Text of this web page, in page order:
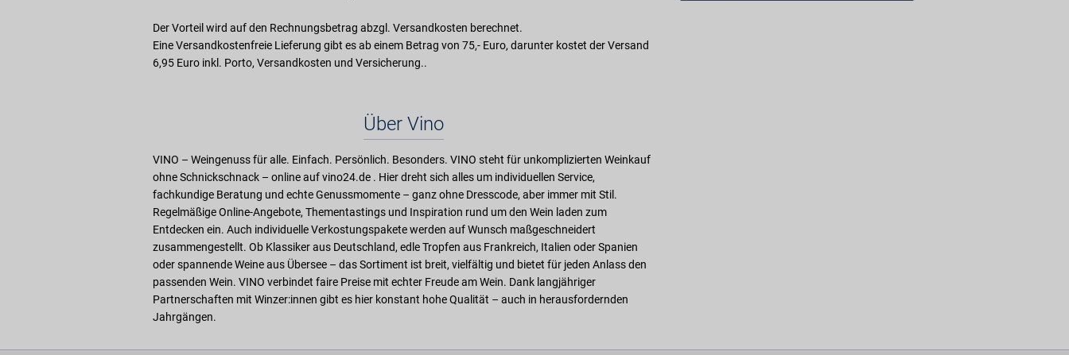
Der Vorteil wird auf den Rechnungsbetrag abzgl. Versandkosten berechnet.
Eine Versandkostenfreie Lieferung gibt es ab einem Betrag von 75,- Euro, darunter kostet der Versand
6,95 Euro inkl. Porto, Versandkosten und Versicherung..
Über Vino
VINO – Weingenuss für alle. Einfach. Persönlich. Besonders. VINO steht für unkomplizierten Weinkauf
ohne Schnickschnack – online auf vino24.de . Hier dreht sich alles um individuellen Service,
fachkundige Beratung und echte Genussmomente – ganz ohne Dresscode, aber immer mit Stil.
Regelmäßige Online-Angebote, Thementastings und Inspiration rund um den Wein laden zum
Entdecken ein. Auch individuelle Verkostungspakete werden auf Wunsch maßgeschneidert
zusammengestellt. Ob Klassiker aus Deutschland, edle Tropfen aus Frankreich, Italien oder Spanien
oder spannende Weine aus Übersee – das Sortiment ist breit, vielfältig und bietet für jeden Anlass den
passenden Wein. VINO verbindet faire Preise mit echter Freude am Wein. Dank langjähriger
Partnerschaften mit Winzer:innen gibt es hier konstant hohe Qualität – auch in herausfordernden
Jahrgängen.